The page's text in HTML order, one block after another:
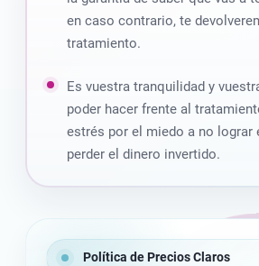
en caso contrario, te
tratamiento.
Es vuestra tranquilidad y
poder hacer frente al
estrés por el miedo a no lograr
perder el dinero invertido.
Política de Precios Claros